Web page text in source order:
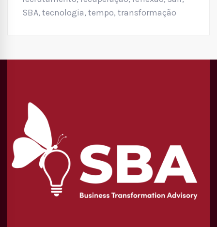
SBA, tecnologia, tempo, transformação